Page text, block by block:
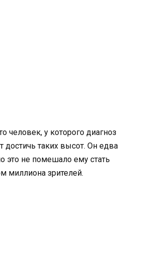
человек, у которого диагноз
достичь таких высот. Он едва
это не помешало ему стать
зрителей.